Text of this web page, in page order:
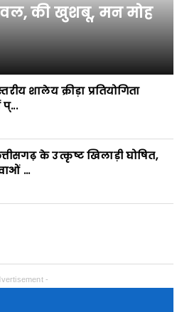
के उत्कृष्ट खिलाड़ी घोषित,
...